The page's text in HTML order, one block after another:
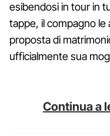
esibendosi in tour in
tappe, il compagno
proposta di
ufficialmente sua
Continua a